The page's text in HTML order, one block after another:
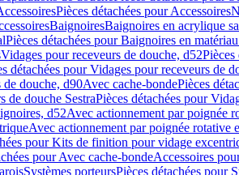
Pièces détachées pour Accessoires
BaignoiresBaignoires en acrylique
Pièces détachées pour Baignoires en
Vidages pour receveurs de douche, d52Pièces
détachées pour Vidages pour receveurs de
de douche, d90Avec cache-bondePièces
de douche SestraPièces détachées pour
d52Avec actionnement par poignée
Avec actionnement par poignée rotative
pour Kits de finition pour vidage
pour Avec cache-bondeAccessoires
Systèmes porteursPièces détachées pour